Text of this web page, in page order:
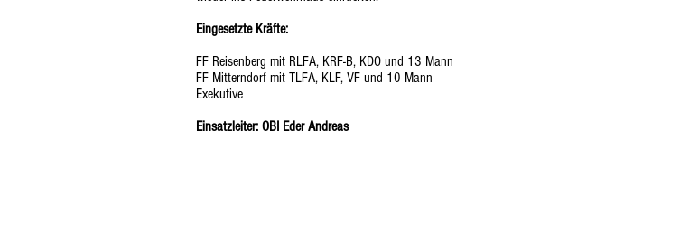
Eingesetzte Kräfte:
FF Reisenberg mit RLFA, KRF-B, KDO und 13 Mann
FF Mitterndorf mit TLFA, KLF, VF und 10 Mann
Exekutive
Einsatzleiter: OBI Eder Andreas